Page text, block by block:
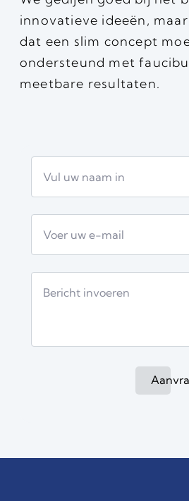
innovatieve ideeën,
dat een slim concept
ondersteund met
meetbare resultaten.